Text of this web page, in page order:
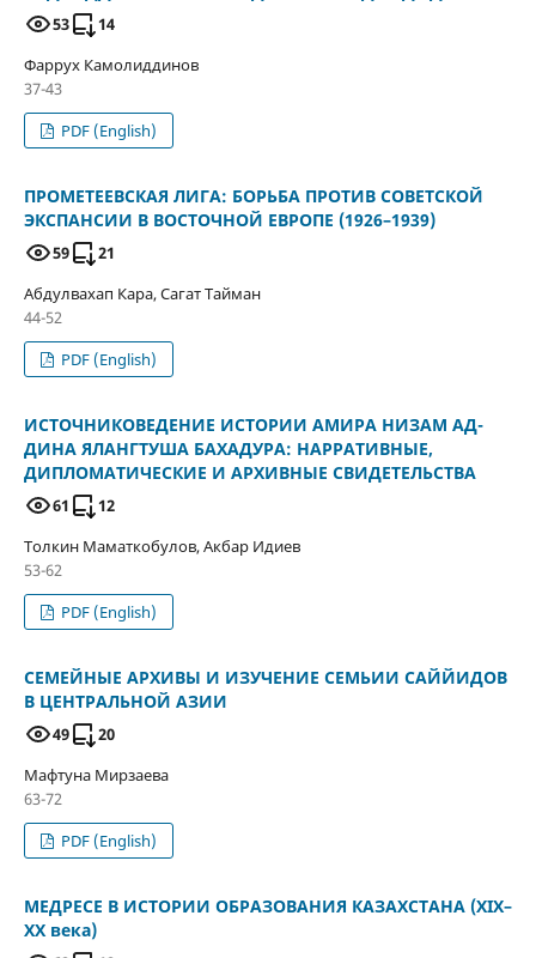
53
14
Фаррух Камолиддинов
37-43
PDF (English)
ПРОМЕТЕЕВСКАЯ ЛИГА: БОРЬБА ПРОТИВ СОВЕТСКОЙ
ЭКСПАНСИИ В ВОСТОЧНОЙ ЕВРОПЕ (1926–1939)
59
21
Абдулвахап Кара, Сагат Тайман
44-52
PDF (English)
ИСТОЧНИКОВЕДЕНИЕ ИСТОРИИ АМИРА НИЗАМ АД-
ДИНА ЯЛАНГТУША БАХАДУРА: НАРРАТИВНЫЕ,
ДИПЛОМАТИЧЕСКИЕ И АРХИВНЫЕ СВИДЕТЕЛЬСТВА
61
12
Толкин Маматкобулов, Акбар Идиев
53-62
PDF (English)
СЕМЕЙНЫЕ АРХИВЫ И ИЗУЧЕНИЕ СЕМЬИИ САЙЙИДОВ
В ЦЕНТРАЛЬНОЙ АЗИИ
49
20
Мафтуна Мирзаева
63-72
PDF (English)
МЕДРЕСЕ В ИСТОРИИ ОБРАЗОВАНИЯ КАЗАХСТАНА (XIX–
XX века)